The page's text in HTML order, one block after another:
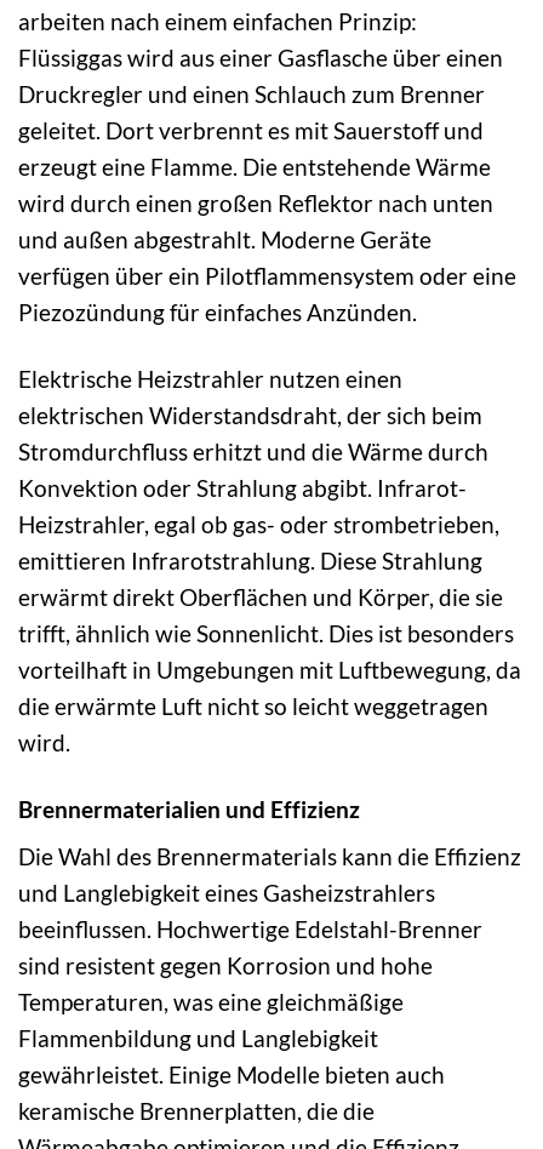
arbeiten nach einem einfachen Prinzip:
Flüssiggas wird aus einer Gasflasche über einen
Druckregler und einen Schlauch zum Brenner
geleitet. Dort verbrennt es mit Sauerstoff und
erzeugt eine Flamme. Die entstehende Wärme
wird durch einen großen Reflektor nach unten
und außen abgestrahlt. Moderne Geräte
verfügen über ein Pilotflammensystem oder eine
Piezozündung für einfaches Anzünden.
Elektrische Heizstrahler nutzen einen
elektrischen Widerstandsdraht, der sich beim
Stromdurchfluss erhitzt und die Wärme durch
Konvektion oder Strahlung abgibt. Infrarot-
Heizstrahler, egal ob gas- oder strombetrieben,
emittieren Infrarotstrahlung. Diese Strahlung
erwärmt direkt Oberflächen und Körper, die sie
trifft, ähnlich wie Sonnenlicht. Dies ist besonders
vorteilhaft in Umgebungen mit Luftbewegung, da
die erwärmte Luft nicht so leicht weggetragen
wird.
Brennermaterialien und Effizienz
Die Wahl des Brennermaterials kann die Effizienz
und Langlebigkeit eines Gasheizstrahlers
beeinflussen. Hochwertige Edelstahl-Brenner
sind resistent gegen Korrosion und hohe
Temperaturen, was eine gleichmäßige
Flammenbildung und Langlebigkeit
gewährleistet. Einige Modelle bieten auch
keramische Brennerplatten, die die